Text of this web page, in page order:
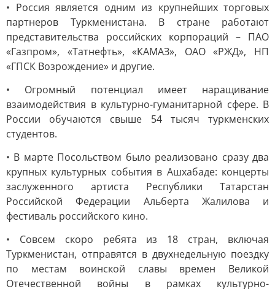
• Россия является одним из крупнейших торговых
партнеров Туркменистана. В стране работают
представительства российских корпораций – ПАО
«Газпром», «Татнефть», «КАМАЗ», ОАО «РЖД», НП
«ГПСК Возрождение» и другие.
• Огромный потенциал имеет наращивание
взаимодействия в культурно-гуманитарной сфере. В
России обучаются свыше 54 тысяч туркменских
студентов.
• В марте Посольством было реализовано сразу два
крупных культурных события в Ашхабаде: концерты
заслуженного артиста Республики Татарстан
Российской Федерации Альберта Жалилова и
фестиваль российского кино.
• Совсем скоро ребята из 18 стран, включая
Туркменистан, отправятся в двухнедельную поездку
по местам воинской славы времен Великой
Отечественной войны в рамках культурно-